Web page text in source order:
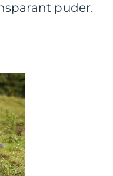
puder.